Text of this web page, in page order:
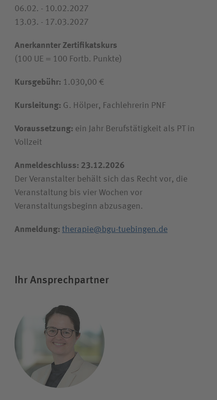
Besucherin / Besucher
Unfallversicherungsträger
Zuweiserin / Zuweiser
Journalistin / Journalist
06.02. - 10.02.2027
13.03. - 17.03.2027
Anerkannter Zertifikatskurs
(100 UE = 100 Fortb. Punkte)
Kursgebühr: 1.030,00 €
Kursleitung: G. Hölper, Fachlehrerin PNF
Voraussetzung: ein Jahr Berufstätigkeit als PT in
Vollzeit
Anmeldeschluss: 23.12.2026
Der Veranstalter behält sich das Recht vor, die
Veranstaltung bis vier Wochen vor
Veranstaltungsbeginn abzusagen.
Anmeldung: therapie@bgu-tuebingen.de
Ihr Ansprechpartner